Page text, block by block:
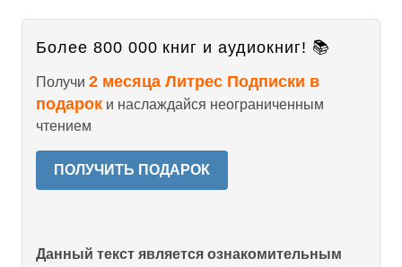
Более 800 000 книг и аудиокниг! 📚
Получи 2 месяца Литрес Подписки в
подарок и наслаждайся неограниченным
чтением
ПОЛУЧИТЬ ПОДАРОК
Данный текст является ознакомительным